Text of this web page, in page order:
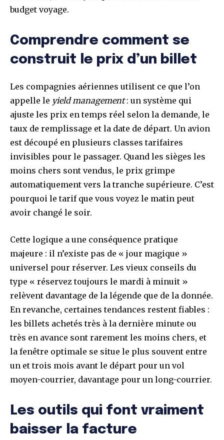
budget voyage.
Comprendre comment se
construit le prix d’un billet
Les compagnies aériennes utilisent ce que l’on
appelle le yield management: un système qui
ajuste les prix en temps réel selon la demande, le
taux de remplissage et la date de départ. Un avion
est découpé en plusieurs classes tarifaires
invisibles pour le passager. Quand les sièges les
moins chers sont vendus, le prix grimpe
automatiquement vers la tranche supérieure. C’est
pourquoi le tarif que vous voyez le matin peut
avoir changé le soir.
Cette logique a une conséquence pratique
majeure : il n’existe pas de « jour magique »
universel pour réserver. Les vieux conseils du
type « réservez toujours le mardi à minuit »
relèvent davantage de la légende que de la donnée.
En revanche, certaines tendances restent fiables :
les billets achetés très à la dernière minute ou
très en avance sont rarement les moins chers, et
la fenêtre optimale se situe le plus souvent entre
un et trois mois avant le départ pour un vol
moyen-courrier, davantage pour un long-courrier.
Les outils qui font vraiment
baisser la facture